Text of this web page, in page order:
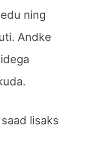
ning
Andke
lisaks